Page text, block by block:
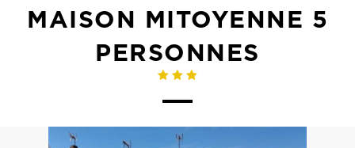
MAISON MITOYENNE 5
PERSONNES